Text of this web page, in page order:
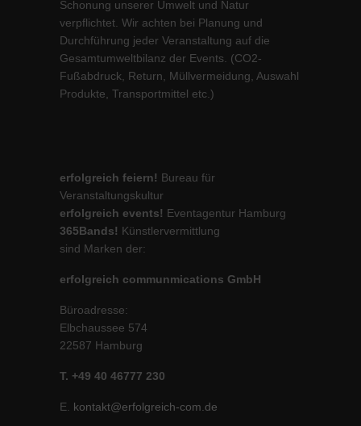
Schonung unserer Umwelt und Natur
verpflichtet. Wir achten bei Planung und
Durchführung jeder Veranstaltung auf die
Gesamtumweltbilanz der Events. (CO2-
Fußabdruck, Return, Müllvermeidung, Auswahl
Produkte, Transportmittel etc.)
erfolgreich feiern! Bureau für
Veranstaltungskultur
erfolgreich events! Eventagentur Hamburg
365Bands! Künstlervermittlung
sind Marken der:
erfolgreich communmications GmbH
Büroadresse:
Elbchaussee 574
22587 Hamburg
T. +49 40 46777 230
E. kontakt@erfolgreich-com.de